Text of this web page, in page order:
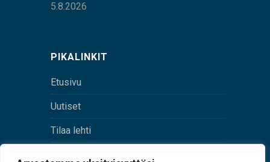
5.8.2026
PIKALINKIT
Etusivu
Uutiset
Tilaa lehti